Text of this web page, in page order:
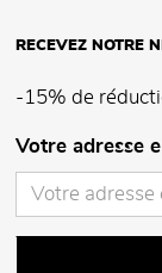
RECEVEZ NOTRE
-15% de
Votre adresse